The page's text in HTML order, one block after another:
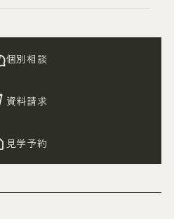
個別相談
資料請求
見学予約